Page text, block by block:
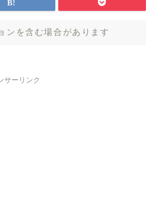
ンを含む場合があります
サーリンク